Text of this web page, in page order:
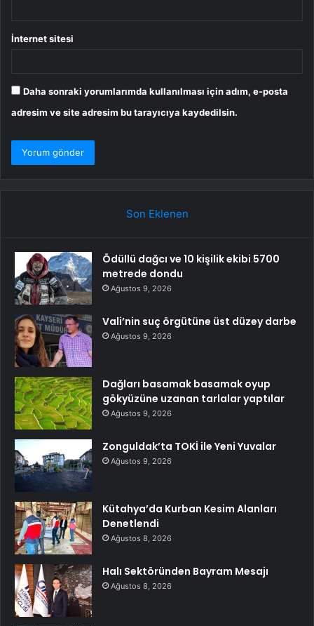
İnternet sitesi
Daha sonraki yorumlarımda kullanılması için adım, e-posta
adresim ve site adresim bu tarayıcıya kaydedilsin.
Son Eklenen
Ödüllü dağcı ve 10 kişilik ekibi 5700
metrede dondu
Ağustos 9, 2026
Vali’nin suç örgütüne üst düzey darbe
Ağustos 9, 2026
Dağları basamak basamak oyup
gökyüzüne uzanan tarlalar yaptılar
Ağustos 9, 2026
Zonguldak’ta TOKİ ile Yeni Yuvalar
Ağustos 9, 2026
Kütahya’da Kurban Kesim Alanları
Denetlendi
Ağustos 8, 2026
Halı Sektöründen Bayram Mesajı
Ağustos 8, 2026